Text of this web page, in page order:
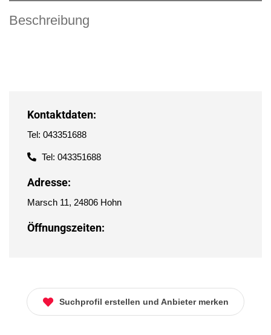
Beschreibung
Kontaktdaten:
Tel: 043351688
Tel: 043351688
Adresse:
Marsch 11, 24806 Hohn
Öffnungszeiten:
Suchprofil erstellen und Anbieter merken